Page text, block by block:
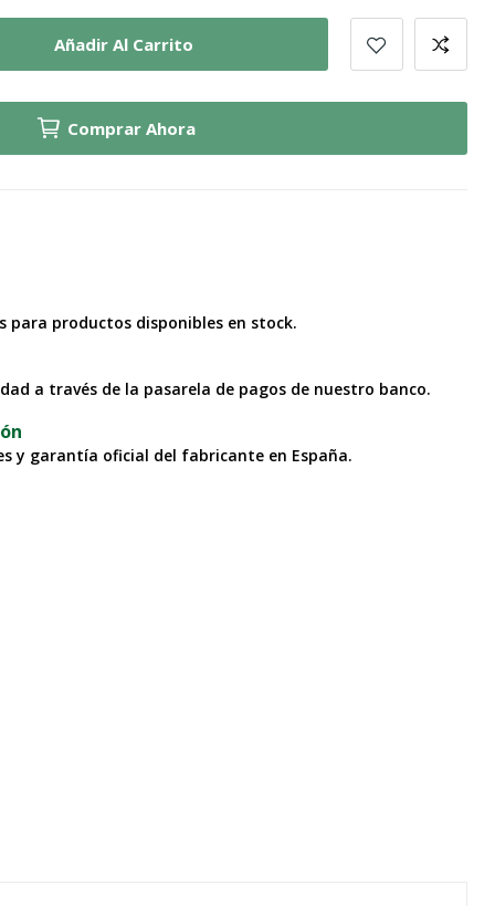
Añadir Al Carrito
Comprar Ahora
para productos disponibles en stock.
a través de la pasarela de pagos de nuestro banco.
y garantía oficial del fabricante en España.